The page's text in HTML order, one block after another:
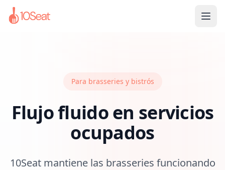
Para brasseries y bistrós
Flujo fluido en servicios
ocupados
10Seat mantiene las brasseries funcionando